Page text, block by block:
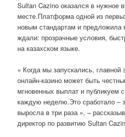
Sultan Cazino оказался в нужное
месте.Платформа одной из
новым стандартам и предложила
ждали: прозрачные условия,
на казахском языке.
« Когда мы запускались, главной
онлайн-казино может быть
мгновенных выплат и публикуем
каждую неделю.Это сработало –
выросла в три раза », –
директор по развитию Sultan